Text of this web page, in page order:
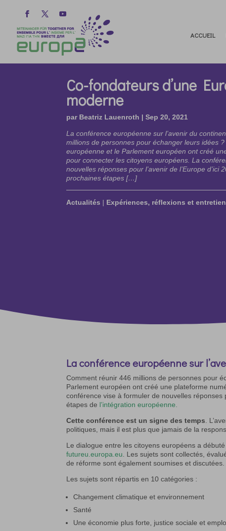
ACCUEIL
Co-fondateurs d’une
moderne
par Beatriz Lauenroth |Sep 20, 2021
La conférence européenne sur l’avenir du
millions de personnes pour échanger leurs idées
européenne et le Parlement européen ont créé
pour connecter les citoyens européens. La
nouvelles réponses pour l’avenir de l’Europe d’ici
prochaines étapes […]
Actualités | Expériences, réflexions et
La conférence européenne sur
Comment réunir 446 millions de personnes pour
Parlement européen ont créé une plateforme
conférence vise à formuler de nouvelles réponses
étapes de l’intégration européenne.
Cette conférence est un signe des temps .
politiques, mais il est plus que jamais de la
Le dialogue entre les citoyens européens a
futureu.europa.eu . Les sujets sont collectés,
de réforme sont également soumises et discutées.
Les sujets sont répartis en 10 catégories :
Changement climatique et environnement
Santé
Une économie plus forte, justice sociale et